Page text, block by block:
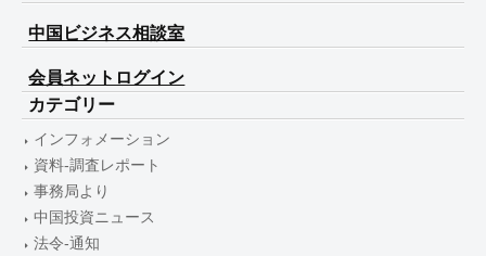
中国ビジネス相談室
会員ネットログイン
カテゴリー
インフォメーション
資料-調査レポート
事務局より
中国投資ニュース
法令-通知